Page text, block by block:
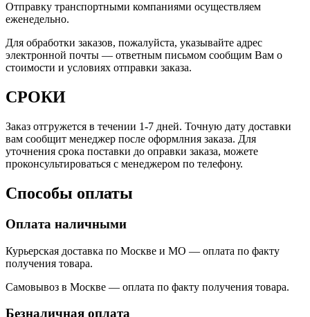
Отправку транспортными компаниями осуществляем
еженедельно.
Для обработки заказов, пожалуйста, указывайте адрес
электронной почты — ответным письмом сообщим Вам о
стоимости и условиях отправки заказа.
СРОКИ
Заказ отгружется в течении 1-7 дней. Точную дату доставки
вам сообщит менеджер после оформлния заказа. Для
уточнения срока поставки до оправки заказа, можете
проконсультироваться с менеджером по телефону.
Способы оплаты
Оплата наличными
Курьерская доставка по Москве и МО — оплата по факту
получения товара.
Самовывоз в Москве — оплата по факту получения товара.
Безналичная оплата